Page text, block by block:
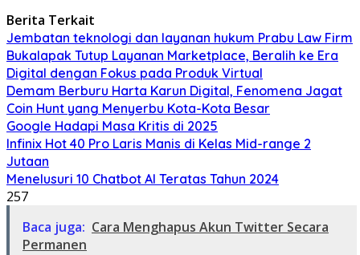
Berita Terkait
Jembatan teknologi dan layanan hukum Prabu Law Firm
Bukalapak Tutup Layanan Marketplace, Beralih ke Era
Digital dengan Fokus pada Produk Virtual
Demam Berburu Harta Karun Digital, Fenomena Jagat
Coin Hunt yang Menyerbu Kota-Kota Besar
Google Hadapi Masa Kritis di 2025
Infinix Hot 40 Pro Laris Manis di Kelas Mid-range 2
Jutaan
Menelusuri 10 Chatbot AI Teratas Tahun 2024
257
Baca juga: Cara Menghapus Akun Twitter Secara
Permanen